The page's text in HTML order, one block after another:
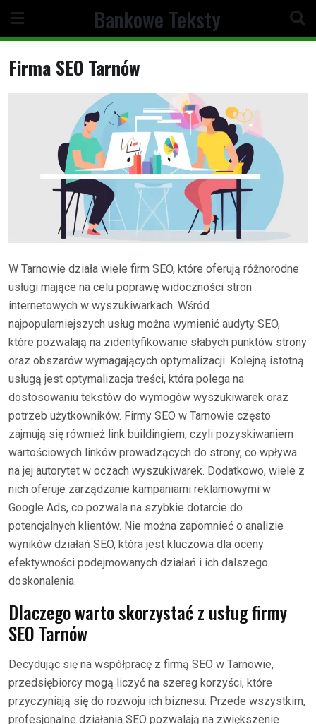
content
Bankowe Teksty
Firma SEO Tarnów
W Tarnowie działa wiele firm SEO, które oferują różnorodne
usługi mające na celu poprawę widoczności stron
internetowych w wyszukiwarkach. Wśród
najpopularniejszych usług można wymienić audyty SEO,
które pozwalają na zidentyfikowanie słabych punktów strony
oraz obszarów wymagających optymalizacji. Kolejną istotną
usługą jest optymalizacja treści, która polega na
dostosowaniu tekstów do wymogów wyszukiwarek oraz
potrzeb użytkowników. Firmy SEO w Tarnowie często
zajmują się również link buildingiem, czyli pozyskiwaniem
wartościowych linków prowadzących do strony, co wpływa
na jej autorytet w oczach wyszukiwarek. Dodatkowo, wiele z
nich oferuje zarządzanie kampaniami reklamowymi w
Google Ads, co pozwala na szybkie dotarcie do
potencjalnych klientów. Nie można zapomnieć o analizie
wyników działań SEO, która jest kluczowa dla oceny
efektywności podejmowanych działań i ich dalszego
doskonalenia.
Dlaczego warto skorzystać z usług firmy
SEO Tarnów
Decydując się na współpracę z firmą SEO w Tarnowie,
przedsiębiorcy mogą liczyć na szereg korzyści, które
przyczyniają się do rozwoju ich biznesu. Przede wszystkim,
profesjonalne działania SEO pozwalają na zwiększenie